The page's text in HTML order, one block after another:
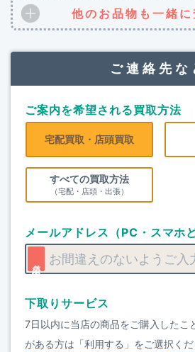
他のお品物も一緒に
ご連絡先な
ご案内を希望される買取方法
宅配買取・店頭買取
すべての買取方法
（宅配・店頭・出張）
メールアドレス（PC・スマホ
下取りサービス
7日以内に当店の商品をご購入したこ
がある方は「利用する」をご選択くだ